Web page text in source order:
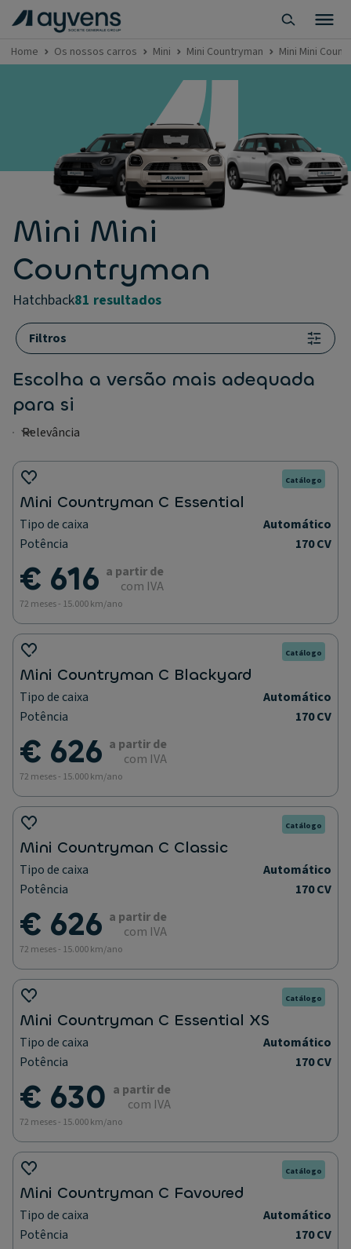
Home Os nossos carros Mini Mini Countryman Mini Mini
Mini Mini
Countryman
hatchback81 resultados
Filtros
Escolha a versão mais adequada
para si
Catálogo
Mini Countryman C Essential
Tipo de caixa
Automático
Potência
170 CV
€ 616 a partir de
com IVA
72 meses - 15.000 km/ano
Catálogo
Mini Countryman C Blackyard
Tipo de caixa
Automático
Potência
170 CV
€ 626 a partir de
com IVA
72 meses - 15.000 km/ano
Catálogo
Mini Countryman C Classic
Tipo de caixa
Automático
Potência
170 CV
€ 626 a partir de
com IVA
72 meses - 15.000 km/ano
Catálogo
Mini Countryman C Essential XS
Tipo de caixa
Automático
Potência
170 CV
€ 630 a partir de
com IVA
72 meses - 15.000 km/ano
Catálogo
Mini Countryman C Favoured
Tipo de caixa
Automático
Potência
170 CV